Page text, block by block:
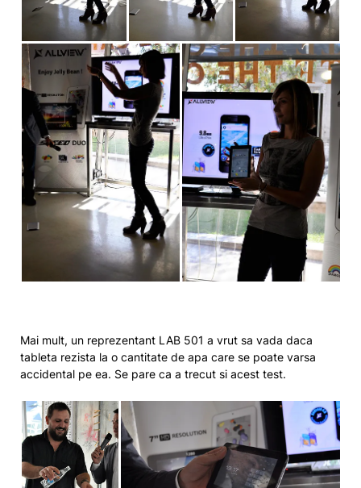
Mai mult, un reprezentant LAB 501 a vrut sa vada daca
tableta rezista la o cantitate de apa care se poate varsa
accidental pe ea. Se pare ca a trecut si acest test.